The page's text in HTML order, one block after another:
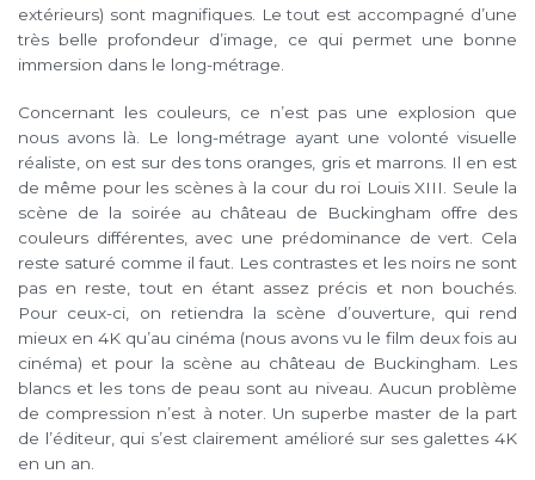
extérieurs) sont magnifiques. Le tout est accompagné d’une
très belle profondeur d’image, ce qui permet une bonne
immersion dans le long-métrage.
Concernant les couleurs, ce n’est pas une explosion que
nous avons là. Le long-métrage ayant une volonté visuelle
réaliste, on est sur des tons oranges, gris et marrons. Il en est
de même pour les scènes à la cour du roi Louis XIII. Seule la
scène de la soirée au château de Buckingham offre des
couleurs différentes, avec une prédominance de vert. Cela
reste saturé comme il faut. Les contrastes et les noirs ne sont
pas en reste, tout en étant assez précis et non bouchés.
Pour ceux-ci, on retiendra la scène d’ouverture, qui rend
mieux en 4K qu’au cinéma (nous avons vu le film deux fois au
cinéma) et pour la scène au château de Buckingham. Les
blancs et les tons de peau sont au niveau. Aucun problème
de compression n’est à noter. Un superbe master de la part
de l’éditeur, qui s’est clairement amélioré sur ses galettes 4K
en un an.